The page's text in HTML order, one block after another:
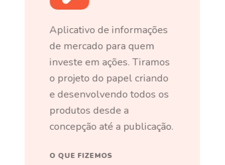
Aplicativo de informações
de mercado para quem
investe em ações. Tiramos
o projeto do papel criando
e desenvolvendo todos os
produtos desde a
concepção até a publicação.
O QUE FIZEMOS